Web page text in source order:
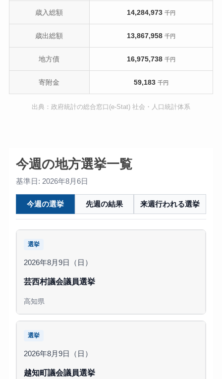
歳入総額 14,284,973 千円
歳出総額 13,867,958 千円
地方債 16,975,738 千円
寄附金 59,183 千円
出典：政府統計の総合窓口(e-Stat) 社会・人口統計体系
今週の地方選挙一覧
基準日: 2026年8月6日
今週の選挙 先週の結果 来週行われる選挙
選挙
2026年8月9日（日）
芸西村議会議員選挙
高知県
選挙
2026年8月9日（日）
越知町議会議員選挙